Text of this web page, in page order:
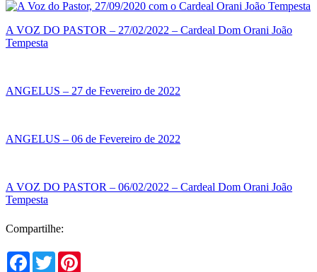
A VOZ DO PASTOR – 27/02/2022 – Cardeal Dom Orani João
Tempesta
ANGELUS – 27 de Fevereiro de 2022
ANGELUS – 06 de Fevereiro de 2022
A VOZ DO PASTOR – 06/02/2022 – Cardeal Dom Orani João
Tempesta
Compartilhe:
Facebook
Twitter